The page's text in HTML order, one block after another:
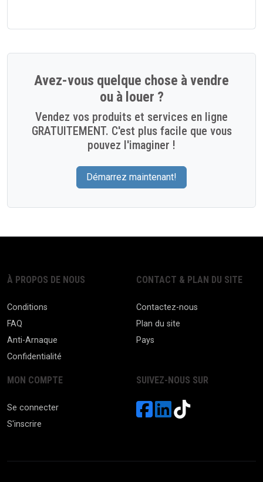
Avez-vous quelque chose à vendre
ou à louer ?
Vendez vos produits et services en ligne
GRATUITEMENT. C'est plus facile que vous
pouvez l'imaginer !
Démarrez maintenant!
À PROPOS DE NOUS
Conditions
FAQ
Anti-Arnaque
Confidentialité
CONTACT & PLAN DU SITE
Contactez-nous
Plan du site
Pays
MON COMPTE
Se connecter
S'inscrire
SUIVEZ-NOUS SUR